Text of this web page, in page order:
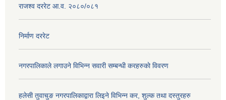
राजश्व दररेट आ.व. २०८०/०८१
निर्माण दररेट
नगरपालिकाले लगाउने विभिन्न सवारी सम्बन्धी करहरुकाे विवरण
हलेसी तुवाचुङ नगरपालिकाद्वारा लिइने विभिन्न कर, शुल्क तथा दस्तुरहरु